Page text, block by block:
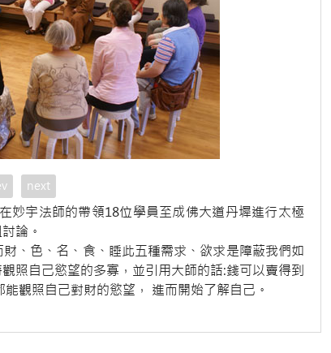
next
妙宇法師的帶領18位學員至成佛大道丹墀進行太極
論。
、色、名、食、睡此五種需求、欲求是障蔽我們如
自己慾望的多寡，並引用大師的話:錢可以賣得到
觀照自己對財的慾望， 進而開始了解自己。